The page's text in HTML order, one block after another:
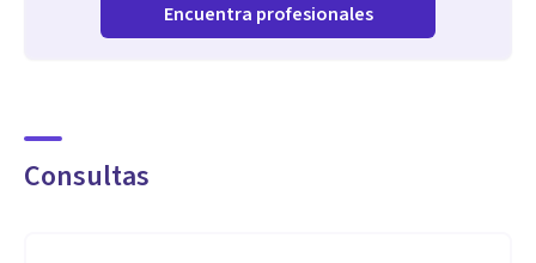
Encuentra profesionales
Consultas